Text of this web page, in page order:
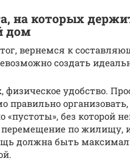
на которых
дом
вернемся к
создать
физическое удобство.
правильно
«пустоты», без которой
перемещение по жилищу,
должна быть